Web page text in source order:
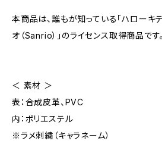
本商品は、誰もが知っている「ハローキ
オ（Sanrio）」のライセンス取得商品です。
＜ 素材 ＞
表：合成皮革、PVC
内：ポリエステル
※ラメ刺繍（キャラネーム）